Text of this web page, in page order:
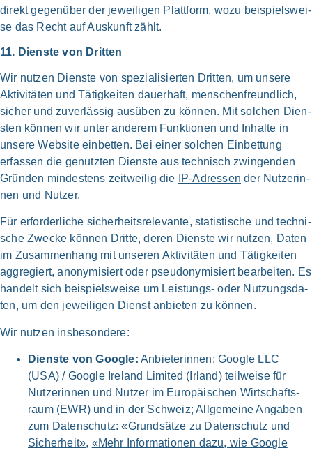
direkt gegen­über der jewei­li­gen Platt­form, wozu bei­spiels­wei­
se das Recht auf Aus­kunft zählt.
11. Dien­ste von Drit­ten
Wir nut­zen Dien­ste von spe­zia­li­sier­ten Drit­ten, um unse­re
Akti­vi­tä­ten und Tätig­kei­ten dau­er­haft, menschen­freundlich,
sicher und zuver­läs­sig aus­üben zu kön­nen. Mit sol­chen Dien­
sten kön­nen wir unter ande­rem Funk­tio­nen und Inhal­te in
unse­re Web­site ein­bet­ten. Bei einer sol­chen Ein­bet­tung
erfas­sen die genutz­ten Dien­ste aus tech­nisch zwin­gen­den
Grün­den min­de­stens zeit­wei­lig die
IP-Adressen der Nut­ze­rin­
nen und Nut­zer.
Für erfor­der­li­che sicher­heits­re­le­van­te, sta­ti­sti­sche und tech­ni­
sche Zwecke kön­nen Drit­te, deren Dien­ste wir nut­zen, Daten
im Zusam­men­hang mit unse­ren Akti­vi­tä­ten und Tätig­kei­ten
agg­re­giert, anony­mi­siert oder pseud­ony­mi­siert bear­bei­ten. Es
han­delt sich bei­spiels­wei­se um Leistungs- oder Nut­zungs­da­
ten, um den jewei­li­gen Dienst anbie­ten zu kön­nen.
Wir nut­zen ins­be­son­de­re:
Dien­ste von Goog­le: Anbieter­innen: Goog­le LLC
(USA) / Goog­le Ire­land Limi­t­ed (Irland) teil­weise für
Nutzer­innen und Nut­zer im Euro­päischen Wirtschafts­
raum (EWR) und in der Schweiz; All­gemeine Anga­ben
zum Daten­schutz:«Grund­sätze zu Daten­schutz und
Sicher­heit», «Mehr Infor­ma­tio­nen dazu, wie Goog­le